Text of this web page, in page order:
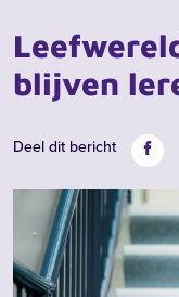
blijven
Deel dit bericht